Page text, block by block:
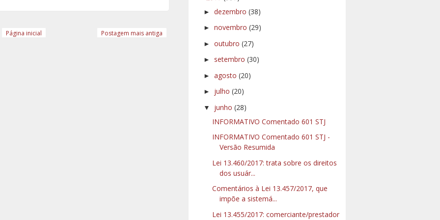
Postagem mais antiga
Página inicial
► dezembro (38)
► novembro (29)
► outubro (27)
► setembro (30)
► agosto (20)
► julho (20)
▼ junho (28)
INFORMATIVO Comentado 601 STJ
INFORMATIVO Comentado 601 STJ -
Versão Resumida
Lei 13.460/2017: trata sobre os direitos
dos usuár...
Comentários à Lei 13.457/2017, que
impõe a sistemá...
Lei 13.455/2017: comerciante/prestador